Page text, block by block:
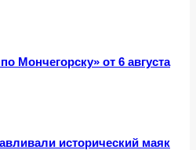
Мончегорску» от 6 августа
исторический маяк